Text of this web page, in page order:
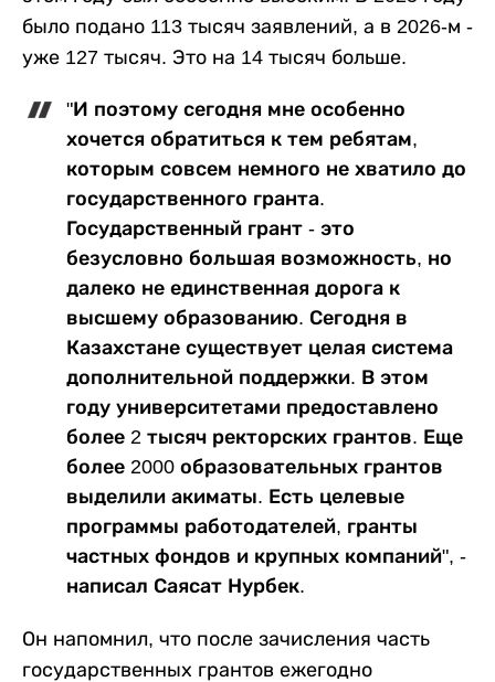
было подано 113 тысяч заявлений, а в 2026-м -
уже 127 тысяч. Это на 14 тысяч больше.
"И поэтому сегодня мне особенно
хочется обратиться к тем ребятам,
которым совсем немного не хватило до
государственного гранта.
Государственный грант - это
безусловно большая возможность, но
далеко не единственная дорога к
высшему образованию. Сегодня в
Казахстане существует целая система
дополнительной поддержки. В этом
году университетами предоставлено
более 2 тысяч ректорских грантов. Еще
более 2000 образовательных грантов
выделили акиматы. Есть целевые
программы работодателей, гранты
частных фондов и крупных компаний", -
написал Саясат Нурбек.
Он напомнил, что после зачисления часть
государственных грантов ежегодно